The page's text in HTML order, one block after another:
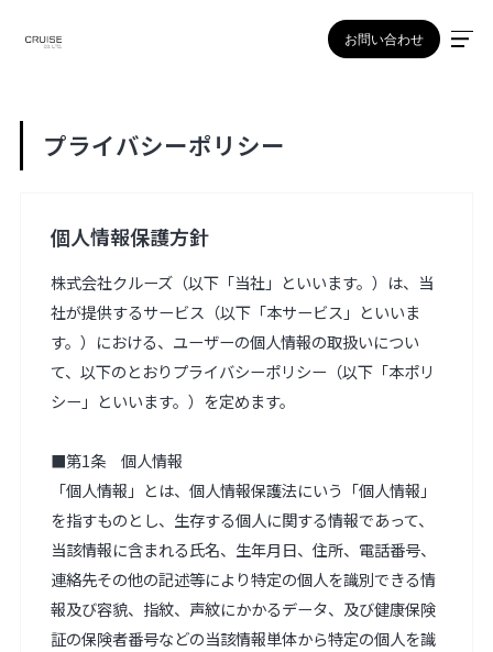
お問い合わせ
プライバシーポリシー
個人情報保護方針
株式会社クルーズ（以下「当社」といいます。）は、当
社が提供するサービス（以下「本サービス」といいま
す。）における、ユーザーの個人情報の取扱いについ
て、以下のとおりプライバシーポリシー（以下「本ポリ
シー」といいます。）を定めます。
■第1条　個人情報
「個人情報」とは、個人情報保護法にいう「個人情報」
を指すものとし、生存する個人に関する情報であって、
当該情報に含まれる氏名、生年月日、住所、電話番号、
連絡先その他の記述等により特定の個人を識別できる情
報及び容貌、指紋、声紋にかかるデータ、及び健康保険
証の保険者番号などの当該情報単体から特定の個人を識